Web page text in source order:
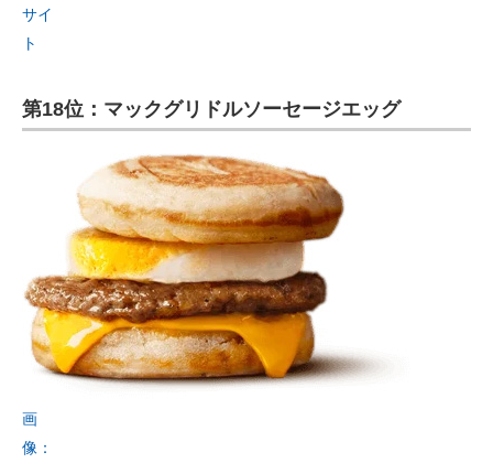
サイ
ト
第18位：マックグリドルソーセージエッグ
画
像：